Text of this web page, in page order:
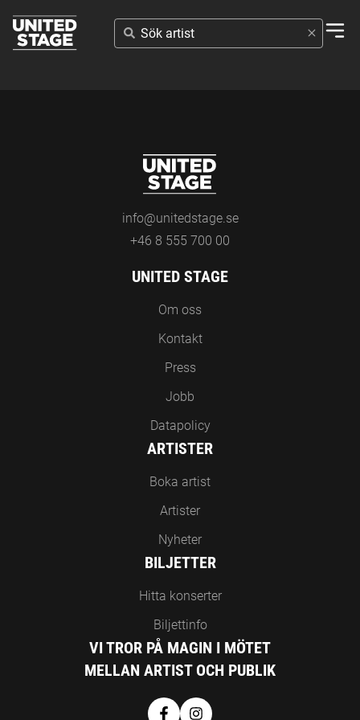
SÖK
ARTIST
info@unitedstage.se
+46 8 555 700 00
UNITED STAGE
Om oss
Kontakt
Press
Jobb
Datapolicy
ARTISTER
Boka artist
Artister
Nyheter
BILJETTER
Hitta konserter
Biljettinfo
VI TROR PÅ MAGIN I MÖTET
MELLAN ARTIST OCH PUBLIK